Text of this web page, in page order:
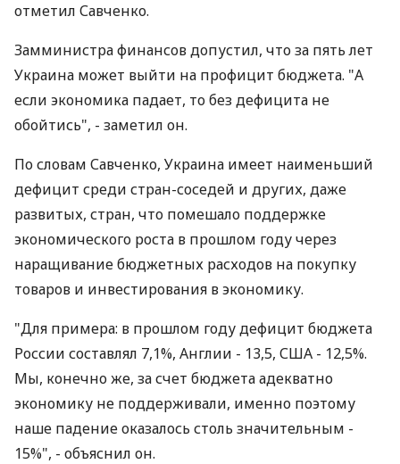
отметил Савченко.
Замминистра финансов допустил, что за пять лет
Украина может выйти на профицит бюджета. "А
если экономика падает, то без дефицита не
обойтись", - заметил он.
По словам Савченко, Украина имеет наименьший
дефицит среди стран-соседей и других, даже
развитых, стран, что помешало поддержке
экономического роста в прошлом году через
наращивание бюджетных расходов на покупку
товаров и инвестирования в экономику.
"Для примера: в прошлом году дефицит бюджета
России составлял 7,1%, Англии - 13,5, США - 12,5%.
Мы, конечно же, за счет бюджета адекватно
экономику не поддерживали, именно поэтому
наше падение оказалось столь значительным -
15%", - объяснил он.